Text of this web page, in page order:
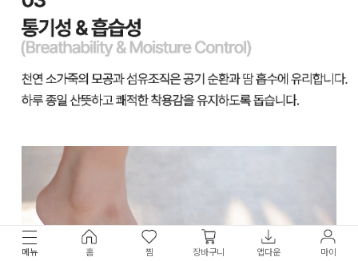
메뉴 홈 찜 장바구니 앱다운 마이